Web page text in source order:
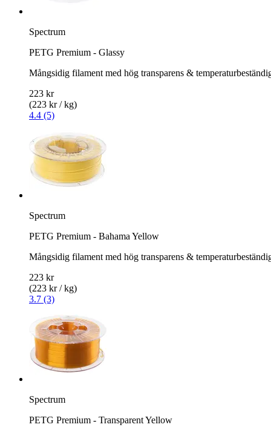
Spectrum
PETG Premium - Glassy
Mångsidig filament med hög transparens &
223 kr
(223 kr / kg)
4.4 (5)
Spectrum
PETG Premium - Bahama Yellow
Mångsidig filament med hög transparens &
223 kr
(223 kr / kg)
3.7 (3)
Spectrum
PETG Premium - Transparent Yellow